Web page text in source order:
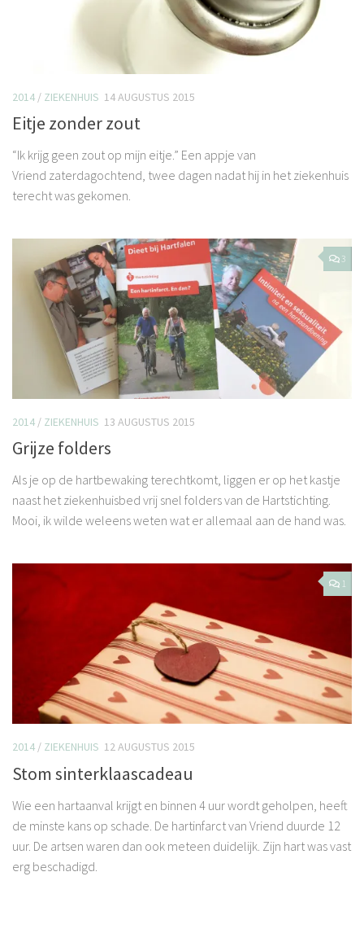
2014 / ZIEKENHUIS 14 AUGUSTUS 2015
Eitje zonder zout
“Ik krijg geen zout op mijn eitje.” Een appje van
Vriend zaterdagochtend, twee dagen nadat hij in het ziekenhuis
terecht was gekomen.
3
2014 / ZIEKENHUIS 13 AUGUSTUS 2015
Grijze folders
Als je op de hartbewaking terechtkomt, liggen er op het kastje
naast het ziekenhuisbed vrij snel folders van de Hartstichting.
Mooi, ik wilde weleens weten wat er allemaal aan de hand was.
1
2014 / ZIEKENHUIS 12 AUGUSTUS 2015
Stom sinterklaascadeau
Wie een hartaanval krijgt en binnen 4 uur wordt geholpen, heeft
de minste kans op schade. De hartinfarct van Vriend duurde 12
uur. De artsen waren dan ook meteen duidelijk. Zijn hart was vast
erg beschadigd.